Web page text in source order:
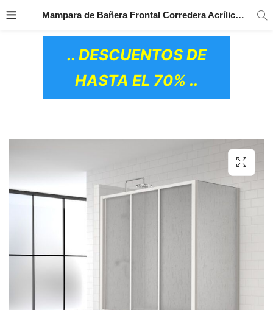
CERÁMICOS)
PRODUCTOS
.. DESCUENTOS DE
HASTA EL 70% ..
Mampara de Bañera Frontal Corredera Acrílico Ebe Profiltek